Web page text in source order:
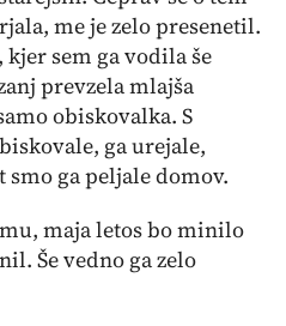
me je zelo presenetil.
sem ga vodila še
prevzela mlajša
obiskovalka. S
ga urejale,
ga peljale domov.
maja letos bo minilo
Še vedno ga zelo